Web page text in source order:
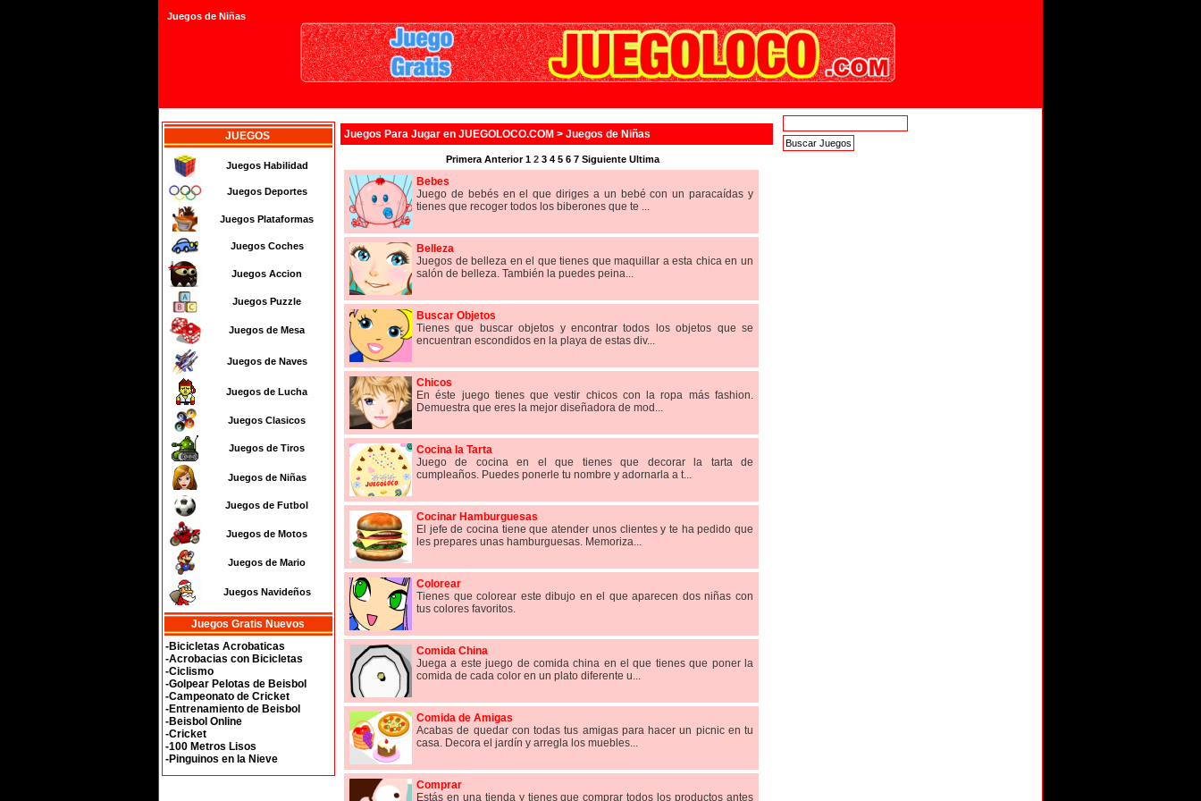
Juegos de Niñas
JUEGOS
Juegos Habilidad
Juegos Deportes
Juegos Plataformas
Juegos Coches
Juegos Accion
Juegos Puzzle
Juegos de Mesa
Juegos de Naves
Juegos de Lucha
Juegos Clasicos
Juegos de Tiros
Juegos de Niñas
Juegos de Futbol
Juegos de Motos
Juegos de Mario
Juegos Navideños
Juegos Gratis Nuevos
-Bicicletas Acrobaticas
-Acrobacias con Bicicletas
-Ciclismo
-Golpear Pelotas de Beisbol
-Campeonato de Cricket
-Entrenamiento de Beisbol
-Beisbol Online
-Cricket
-100 Metros Lisos
-Pinguinos en la Nieve
Juegos Para Jugar en JUEGOLOCO.COM > Juegos de Niñas
Primera Anterior 1 2 3 4 5 6 7 Siguiente Ultima
Bebes
Juego de bebés en el que diriges a un bebé con un paracaídas y
tienes que recoger todos los biberones que te ...
Belleza
Juegos de belleza en el que tienes que maquillar a esta chica en un
salón de belleza. También la puedes peina...
Buscar Objetos
Tienes que buscar objetos y encontrar todos los objetos que se
encuentran escondidos en la playa de estas div...
Chicos
En éste juego tienes que vestir chicos con la ropa más fashion.
Demuestra que eres la mejor diseñadora de mod...
Cocina la Tarta
Juego de cocina en el que tienes que decorar la tarta de
cumpleaños. Puedes ponerle tu nombre y adornarla a t...
Cocinar Hamburguesas
El jefe de cocina tiene que atender unos clientes y te ha pedido que
les prepares unas hamburguesas. Memoriza...
Colorear
Tienes que colorear este dibujo en el que aparecen dos niñas con
tus colores favoritos.
Comida China
Juega a este juego de comida china en el que tienes que poner la
comida de cada color en un plato diferente u...
Comida de Amigas
Acabas de quedar con todas tus amigas para hacer un picnic en tu
casa. Decora el jardín y arregla los muebles...
Comprar
Estás en una tienda y tienes que comprar todos los productos antes